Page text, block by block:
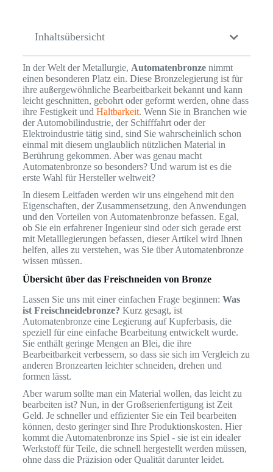
Inhaltsübersicht
In der Welt der Metallurgie, Automatenbronzenimmt
einen besonderen Platz ein. Diese Bronzelegierung ist für
ihre außergewöhnliche Bearbeitbarkeit bekannt und kann
leicht geschnitten, gebohrt oder geformt werden, ohne dass
ihre Festigkeit und Haltbarkeit. Wenn Sie in Branchen wie
der Automobilindustrie, der Schifffahrt oder der
Elektroindustrie tätig sind, sind Sie wahrscheinlich schon
einmal mit diesem unglaublich nützlichen Material in
Berührung gekommen. Aber was genau macht
Automatenbronze so besonders? Und warum ist es die
erste Wahl für Hersteller weltweit?
In diesem Leitfaden werden wir uns eingehend mit den
Eigenschaften, der Zusammensetzung, den Anwendungen
und den Vorteilen von Automatenbronze befassen. Egal,
ob Sie ein erfahrener Ingenieur sind oder sich gerade erst
mit Metalllegierungen befassen, dieser Artikel wird Ihnen
helfen, alles zu verstehen, was Sie über Automatenbronze
wissen müssen.
Übersicht über das Freischneiden von Bronze
Lassen Sie uns mit einer einfachen Frage beginnen: Was
ist Freischneidebronze? Kurz gesagt, ist
Automatenbronze eine Legierung auf Kupferbasis, die
speziell für eine einfache Bearbeitung entwickelt wurde.
Sie enthält geringe Mengen an Blei, die ihre
Bearbeitbarkeit verbessern, so dass sie sich im Vergleich zu
anderen Bronzearten leichter schneiden, drehen und
formen lässt.
Aber warum sollte man ein Material wollen, das leicht zu
bearbeiten ist? Nun, in der Großserienfertigung ist Zeit
Geld. Je schneller und effizienter Sie ein Teil bearbeiten
können, desto geringer sind Ihre Produktionskosten. Hier
kommt die Automatenbronze ins Spiel - sie ist ein idealer
Werkstoff für Teile, die schnell hergestellt werden müssen,
ohne dass die Präzision oder Qualität darunter leidet.